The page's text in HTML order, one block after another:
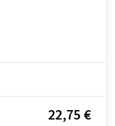
22,75 €